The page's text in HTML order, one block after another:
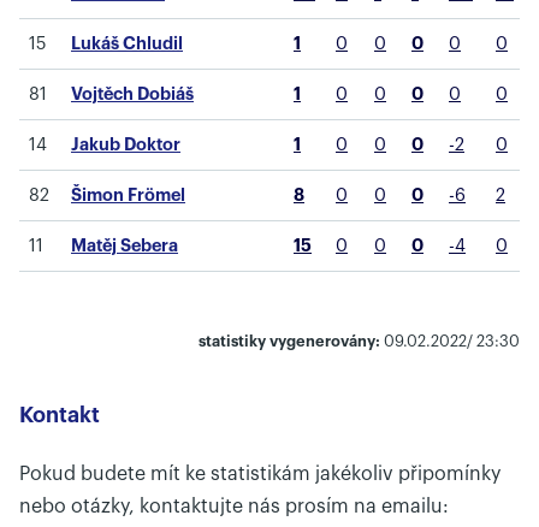
15 Lukáš Chludil 1 0 0 0 0 0
81 Vojtěch Dobiáš 1 0 0 0 0 0
14 Jakub Doktor 1 0 0 0 -2 0
82 Šimon Frömel 8 0 0 0 -6 2
11 Matěj Sebera 15 0 0 0 -4 0
statistiky vygenerovány: 09.02.2022/ 23:30
Kontakt
Pokud budete mít ke statistikám jakékoliv připomínky
nebo otázky, kontaktujte nás prosím na emailu: